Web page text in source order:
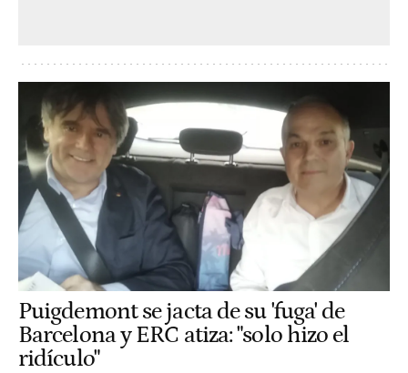
Puigdemont se jacta de su 'fuga' de
Barcelona y ERC atiza: "solo hizo el
ridículo"